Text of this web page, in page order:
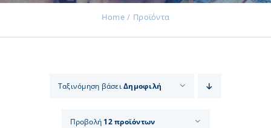
Home Προϊόντα
Ταξινόμηση βάσειΔημοφιλή
Προβολή 12 προϊόντων